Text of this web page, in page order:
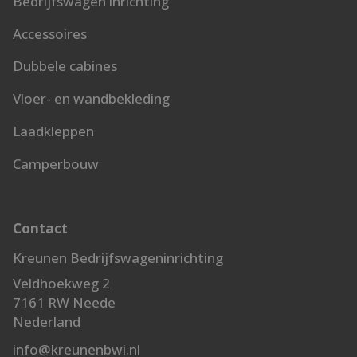
Accessoires
Dubbele cabines
Vloer- en wandbekleding
Laadkleppen
Camperbouw
Contact
Kreunen Bedrijfswageninrichting
Veldhoekweg 2
7161 RW Neede
Nederland
info@kreunenbwi.nl